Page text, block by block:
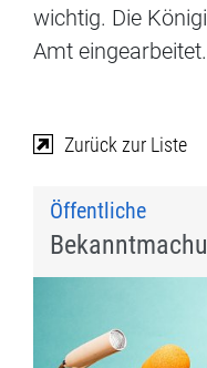
wichtig. Die
Amt eingearbeitet.
Zurück zur Liste
Öffentliche